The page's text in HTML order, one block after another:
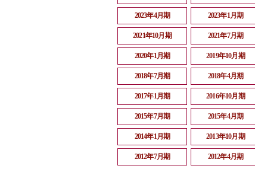
2023年4月期 2023年1月期
2021年10月期 2021年7月期
2020年1月期 2019年10月期
2018年7月期 2018年4月期
2017年1月期 2016年10月期
2015年7月期 2015年4月期
2014年1月期 2013年10月期
2012年7月期 2012年4月期